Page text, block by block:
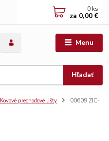
Menu
Hľadať
0 ks
za 0,00 €
Kovové prechodové lišty
00609 ZIC-